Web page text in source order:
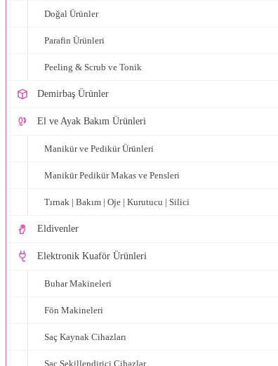
Doğal Ürünler
Parafin Ürünleri
Peeling & Scrub ve Tonik
Demirbaş Ürünler
El ve Ayak Bakım Ürünleri
Manikür ve Pedikür Ürünleri
Manikür Pedikür Makas ve Pensleri
Tırnak | Bakım | Oje | Kurutucu | Silici
Eldivenler
Elektronik Kuaför Ürünleri
Buhar Makineleri
Fön Makineleri
Saç Kaynak Cihazları
Saç Şekillendirici Cihazlar